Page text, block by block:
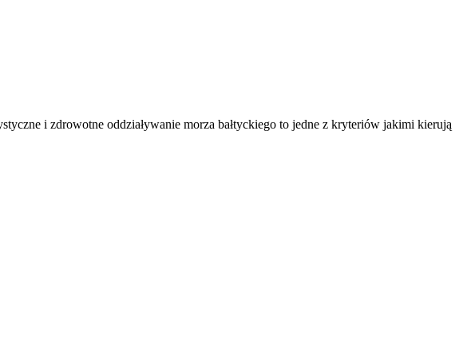
i zdrowotne oddziaływanie morza bałtyckiego to jedne z kryteriów jakimi kierują